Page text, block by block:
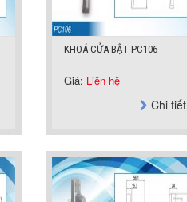
KHOÁ CỬA BẬT PC106
Giá: Liên hệ
Chi tiết